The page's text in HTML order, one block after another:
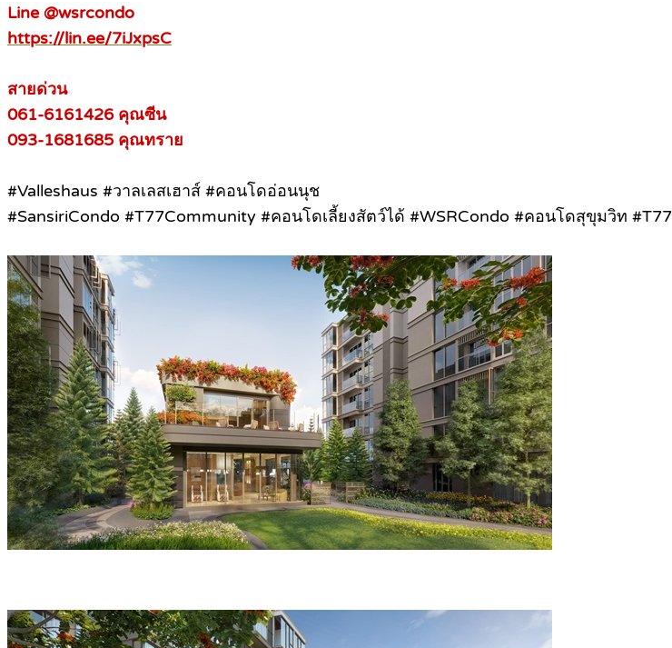
Line @wsrcondo
https://lin.ee/7iJxpsC
สายด่วน
061-6161426 คุณซีน
093-1681685 คุณทราย
#Valleshaus #วาลเลสเฮาส์ #คอนโดอ่อนนุช
#SansiriCondo #T77Community #คอนโดเลี้ยงสัตว์ได้ #WSRCondo #คอนโดสุขุมวิท #T77